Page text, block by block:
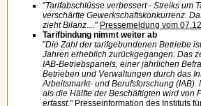
"Tarifabschlüsse verbessert - Streiks um
verschärfte Gewerkschaftskonkurrenz.
zieht Bilanz...." Pressemeldung vom
Tarifbindung nimmt weiter ab
"Die Zahl der tarifgebundenen Betriebe
Jahren erheblich zurückgegangen. Das
IAB-Betriebspanels, einer jährlichen
Betrieben und Verwaltungen durch das
Arbeitsmarkt- und Berufsforschung (IAB).
als die Hälfte der Beschäftigten wird von
erfasst." Presseinformation des Instituts